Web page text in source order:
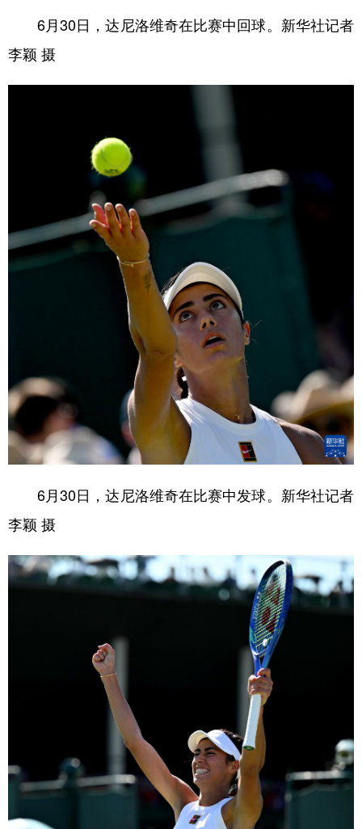
6月30日，达尼洛维奇在比赛中回球。新华社记者
李颖 摄
6月30日，达尼洛维奇在比赛中发球。新华社记者
李颖 摄